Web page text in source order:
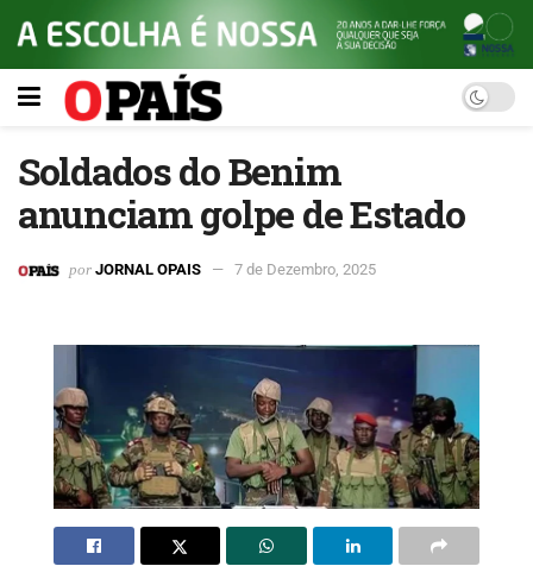
Soldados do Benim
anunciam golpe de Estado
por JORNAL OPAIS 7 de Dezembro, 2025